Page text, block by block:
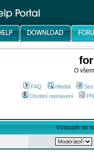
O
FAQ Hledat
Osobní nastavení
Vstoupit do